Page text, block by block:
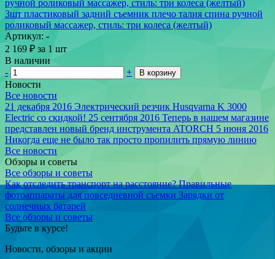
3шт пластиковый задний съемник плечо талия спина ручной
роликовый массажер, стиль: три колеса (желтый)
Артикул: -
2 169 ₽ за 1 шт
В наличии
-
+ В корзину
Новости
Все новости
21 декабря 2016 Электрический резчик Husqvarna K 3000
Electric со скидкой! 25 сентября 2016 Теперь в нашем магазине
представлен новый бренд инструмента ATORCH 5 июня 2016
Никогда еще не было так просто пропилить прямую линию
Все новости
Обзоры и советы
Все обзоры и советы
Как отследить транспорт на расстояние? Правильные
фотоаппараты для повседневной съемки Зарядки от
солнечных батарей
Все обзоры и советы
Будьте в курсе!
Новости, обзоры и акции